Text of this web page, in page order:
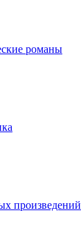
романы
произведений